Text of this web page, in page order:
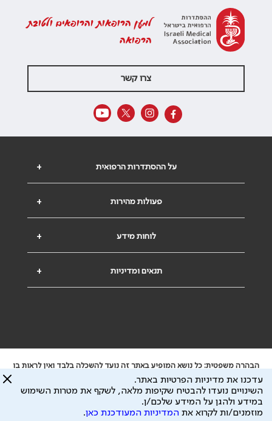
למען הרופאות והרופאים ולטובת
הרפואה
צרו קשר
+ על ההסתדרות הרפואית
+ פעולות מהירות
+ לוחות מידע
+ תנאים ומדיניות
הבהרה משפטית: כל נושא המופיע באתר זה נועד להשכלה בלבד ואין לראות בו
ייעוץ רפואי או משפטי. אין הר"י אחראית לתוכן המתפרסם באתר זה ולכל נזק
שעלול להיגרם.
ידוע לי שהר"י אוספת ושומרת מידע אישי לצורך מתן השרות וכי חלק ממנו עשוי
להיות מועבר לצדדים שלישיים, הכל בכפוף למדיניות הפרטיות
עדכנו את מדיניות הפרטיות באתר.
השינויים נועדו להבטיח שקיפות מלאה, לשקף את מטרות השימוש
במידע ולהגן על המידע שלכם/ן.
מוזמנים/ות לקרוא את המדיניות המעודכנת כאן.